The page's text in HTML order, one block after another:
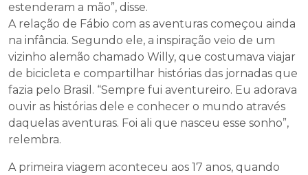
estenderam a mão”, disse.
A relação de Fábio com as aventuras começou ainda
na infância. Segundo ele, a inspiração veio de um
vizinho alemão chamado Willy, que costumava viajar
de bicicleta e compartilhar histórias das jornadas que
fazia pelo Brasil. “Sempre fui aventureiro. Eu adorava
ouvir as histórias dele e conhecer o mundo através
daquelas aventuras. Foi ali que nasceu esse sonho”,
relembra.
A primeira viagem aconteceu aos 17 anos, quando